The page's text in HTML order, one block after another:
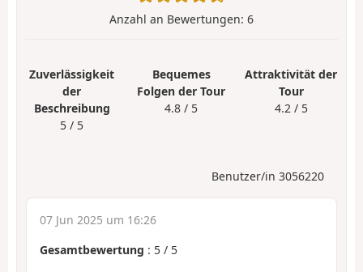
Anzahl an Bewertungen: 6
Zuverlässigkeit
der
Beschreibung
5 / 5
Bequemes
Folgen der Tour
4.8 / 5
Attraktivität der
Tour
4.2 / 5
Benutzer/in 3056220
07 Jun 2025 um 16:26
Gesamtbewertung : 5 / 5